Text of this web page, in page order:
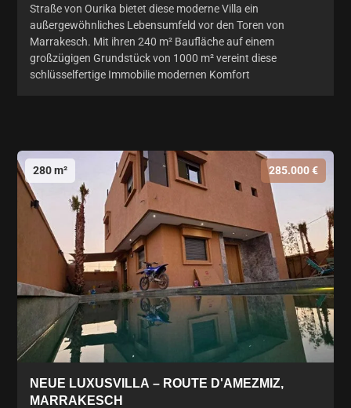
Straße von Ourika bietet diese moderne Villa ein
außergewöhnliches Lebensumfeld vor den Toren von
Marrakesch. Mit ihren 240 m² Baufläche auf einem
großzügigen Grundstück von 1000 m² vereint diese
schlüsselfertige Immobilie modernen Komfort
280 m² 285.000 €
NEUE LUXUSVILLA – ROUTE D'AMEZMIZ,
MARRAKESCH